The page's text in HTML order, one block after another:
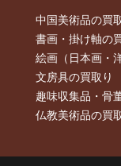
中国美術品の買
書画・掛け軸の
絵画（日本画・
文房具の買取り
趣味収集品・骨
仏教美術品の買